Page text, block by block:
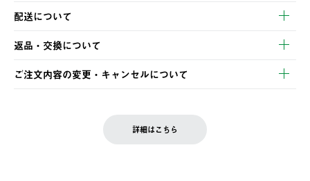
以下のいずれかの方法でお支払いいただけます。
・クレジットカード決済
・コンビニ決済
・Pay-easy決済
配送について
【発送スケジュール】
ご注文・ご入金完了より2営業日以内に商品を発送いたします。
土日祝の発送はございませんので、木曜日以降のご注文は週明け
の発送となる場合がございます。
返品・交換について
※お客様都合の場合
お客様都合の返品にかかる送料は、お客様ご負担とさせていただ
ご注文内容の変更・キャンセルについて
LOGOS FAMILY会員の方は、会員マイページ内 購入履歴画面に
詳細はこちら